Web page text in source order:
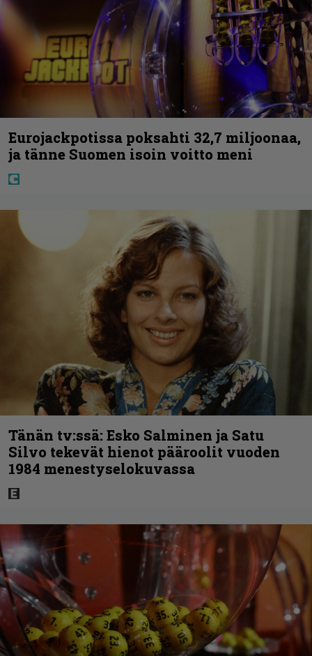
Eurojackpotissa poksahti 32,7 miljoonaa,
ja tänne Suomen isoin voitto meni
Tänän tv:ssä: Esko Salminen ja Satu
Silvo tekevät hienot pääroolit vuoden
1984 menestyselokuvassa